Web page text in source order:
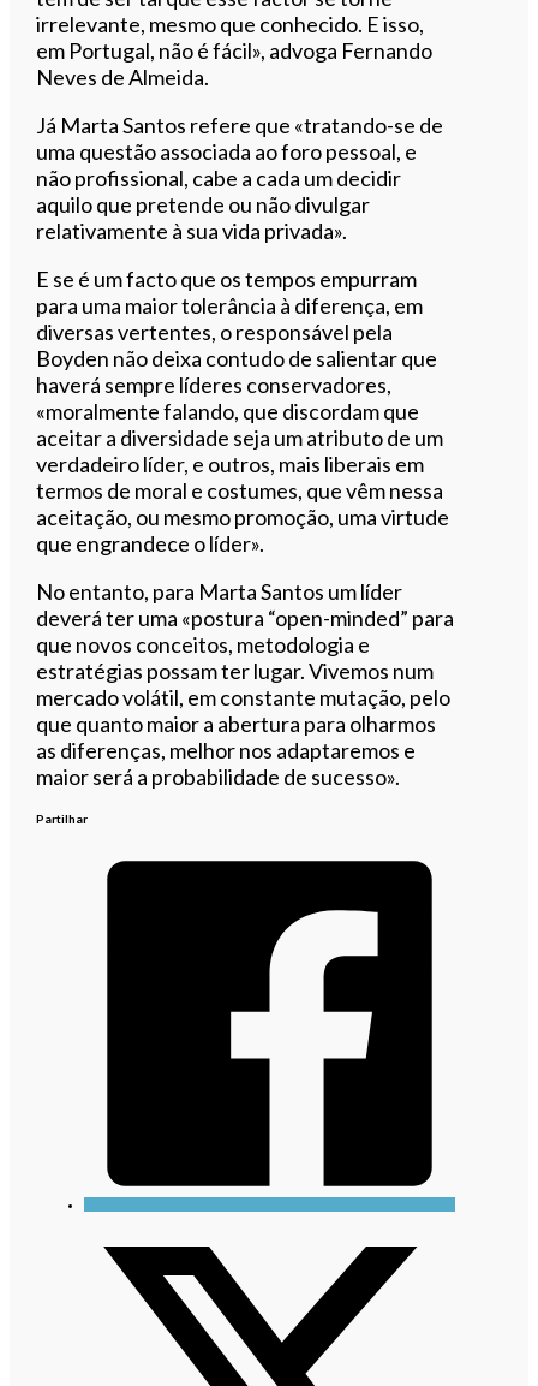
irrelevante, mesmo que conhecido. E isso,
em Portugal, não é fácil», advoga Fernando
Neves de Almeida.
Já Marta Santos refere que «tratando-se de
uma questão associada ao foro pessoal, e
não profissional, cabe a cada um decidir
aquilo que pretende ou não divulgar
relativamente à sua vida privada».
E se é um facto que os tempos empurram
para uma maior tolerância à diferença, em
diversas vertentes, o responsável pela
Boyden não deixa contudo de salientar que
haverá sempre líderes conservadores,
«moralmente falando, que discordam que
aceitar a diversidade seja um atributo de um
verdadeiro líder, e outros, mais liberais em
termos de moral e costumes, que vêm nessa
aceitação, ou mesmo promoção, uma virtude
que engrandece o líder».
No entanto, para Marta Santos um líder
deverá ter uma «postura “open-minded” para
que novos conceitos, metodologia e
estratégias possam ter lugar. Vivemos num
mercado volátil, em constante mutação, pelo
que quanto maior a abertura para olharmos
as diferenças, melhor nos adaptaremos e
maior será a probabilidade de sucesso».
Partilhar